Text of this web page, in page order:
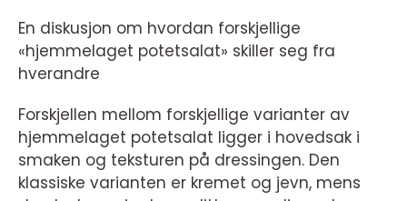
En diskusjon om hvordan forskjellige
«hjemmelaget potetsalat» skiller seg fra
hverandre
Forskjellen mellom forskjellige varianter av
hjemmelaget potetsalat ligger i hovedsak i
smaken og teksturen på dressingen. Den
klassiske varianten er kremet og jevn, mens